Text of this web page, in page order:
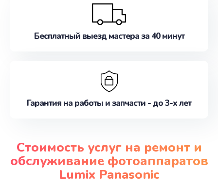
Бесплатный выезд мастера за 40 минут
Гарантия на работы и запчасти - до 3-х лет
Стоимость услуг на ремонт и
обслуживание фотоаппаратов
Lumix Panasonic